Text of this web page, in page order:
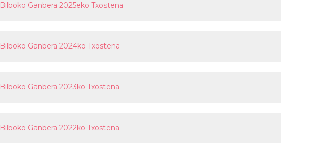
Bilboko Ganbera 2025eko Txostena
Bilboko Ganbera 2024ko Txostena
Bilboko Ganbera 2023ko Txostena
Bilboko Ganbera 2022ko Txostena